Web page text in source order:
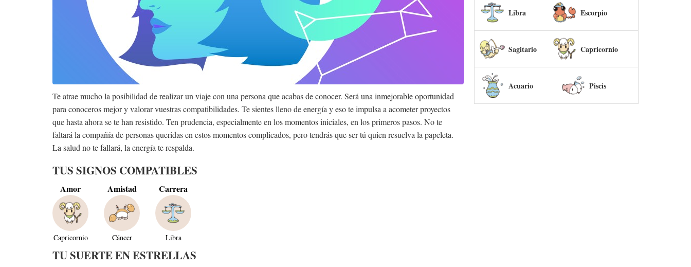
Te atrae mucho la posibilidad de realizar un viaje con una persona que acabas de conocer. Será una inmejorable oportunidad
para conoceros mejor y valorar vuestras compatibilidades. Te sientes lleno de energía y eso te impulsa a acometer proyectos
que hasta ahora se te han resistido. Ten prudencia, especialmente en los momentos iniciales, en los primeros pasos. No te
faltará la compañía de personas queridas en estos momentos complicados, pero tendrás que ser tú quien resuelva la papeleta.
La salud no te fallará, la energía te respalda.
TUS SIGNOS COMPATIBLES
Amor
Capricornio
Amistad
Cáncer
Carrera
Libra
TU SUERTE EN ESTRELLAS
Libra Escorpio
Sagitario Capricornio
Acuario Piscis